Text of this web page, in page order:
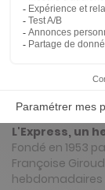
magazine
L'Express, un
Fondé en 1953
Françoise